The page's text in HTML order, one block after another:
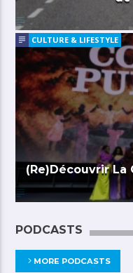
CULTURE & LIFESTYLE
(Re)Découvrir La
PODCASTS
MORE PODCASTS